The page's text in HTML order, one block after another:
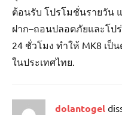
ต้อนรับ โปรโมชั่นรายวัน
ฝาก–ถอนปลอดภัยและโป
24 ชั่วโมง ทำให้ MK8 เป็
ในประเทศไทย.
dolantogel